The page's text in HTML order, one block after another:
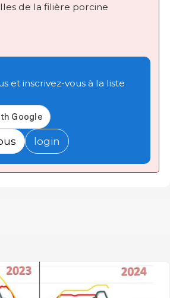
de la filière porcine
et inscrivez-vous à la liste
login